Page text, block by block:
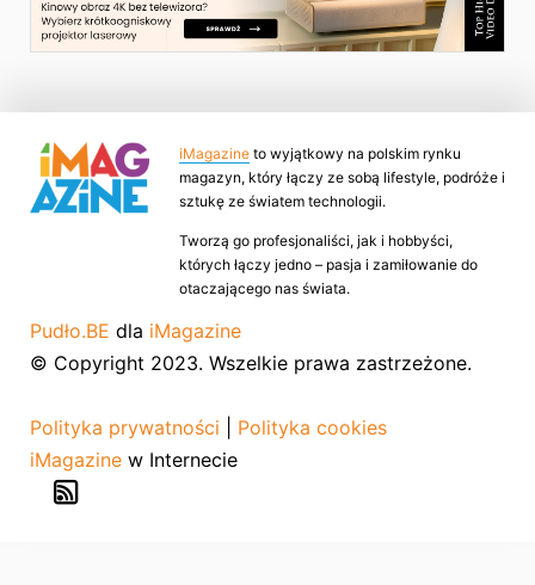
iMagazine to wyjątkowy na polskim rynku
magazyn, który łączy ze sobą lifestyle, podróże i
sztukę ze światem technologii.
Tworzą go profesjonaliści, jak i hobbyści,
których łączy jedno – pasja i zamiłowanie do
otaczającego nas świata.
Pudło.BE dla iMagazine
© Copyright 2023. Wszelkie prawa zastrzeżone.
Polityka prywatności
Polityka cookies
iMagazine w Internecie